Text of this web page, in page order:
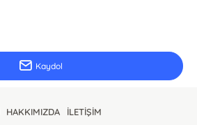
Kaydol
HAKKIMIZDA İLETİŞİM